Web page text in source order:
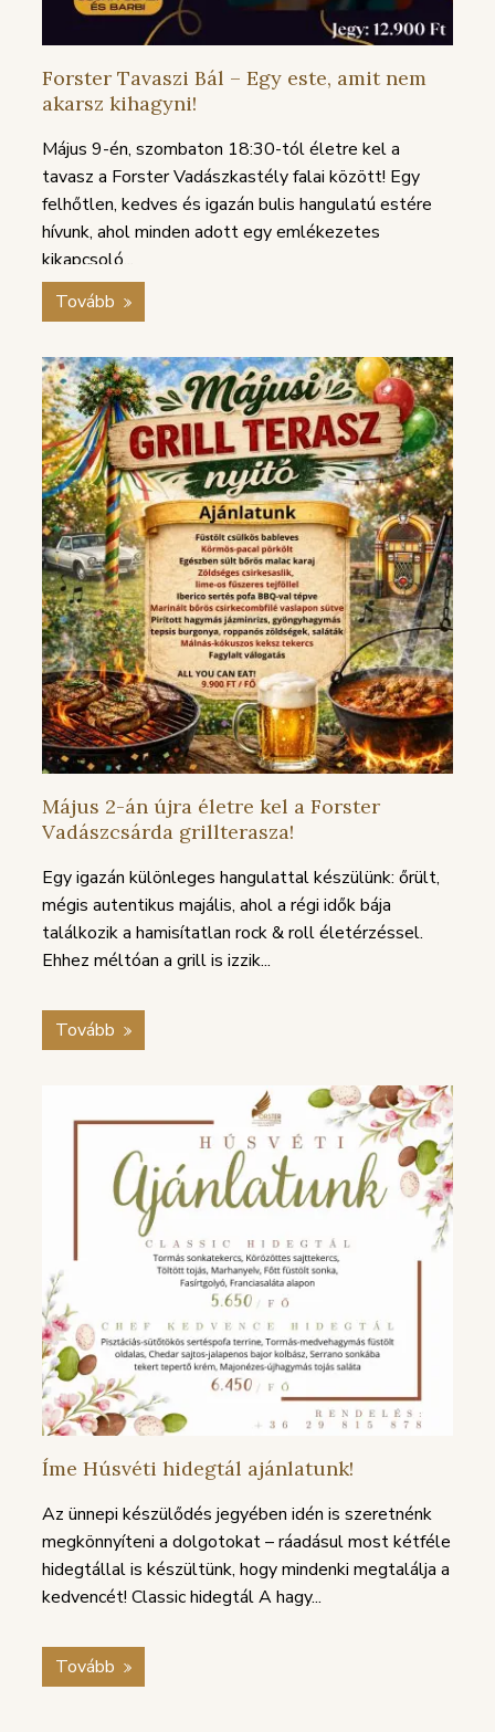
Forster Tavaszi Bál – Egy este, amit nem
akarsz kihagyni!
Május 9-én, szombaton 18:30-tól életre kel a
tavasz a Forster Vadászkastély falai között! Egy
felhőtlen, kedves és igazán bulis hangulatú estére
hívunk, ahol minden adott egy emlékezetes
kikapcsoló...
Tovább
Május 2-án újra életre kel a Forster
Vadászcsárda grillterasza!
Egy igazán különleges hangulattal készülünk: őrült,
mégis autentikus majális, ahol a régi idők bája
találkozik a hamisítatlan rock & roll életérzéssel.
Ehhez méltóan a grill is izzik...
Tovább
Íme Húsvéti hidegtál ajánlatunk!
Az ünnepi készülődés jegyében idén is szeretnénk
megkönnyíteni a dolgotokat – ráadásul most kétféle
hidegtállal is készültünk, hogy mindenki megtalálja a
kedvencét! Classic hidegtál A hagy...
Tovább